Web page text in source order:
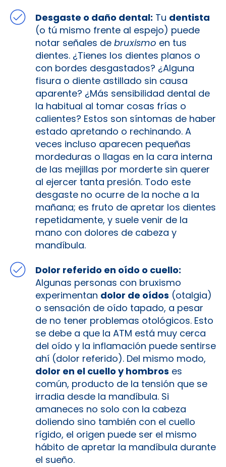
Desgaste o daño dental: Tu dentista
(o tú mismo frente al espejo) puede
notar señales de bruxismo en tus
dientes. ¿Tienes los dientes planos o
con bordes desgastados? ¿Alguna
fisura o diente astillado sin causa
aparente? ¿Más sensibilidad dental de
la habitual al tomar cosas frías o
calientes? Estos son síntomas de haber
estado apretando o rechinando. A
veces incluso aparecen pequeñas
mordeduras o llagas en la cara interna
de las mejillas por morderte sin querer
al ejercer tanta presión. Todo este
desgaste no ocurre de la noche a la
mañana; es fruto de apretar los dientes
repetidamente, y suele venir de la
mano con dolores de cabeza y
mandíbula.
Dolor referido en oído o cuello:
Algunas personas con bruxismo
experimentan dolor de oídos (otalgia)
o sensación de oído tapado, a pesar
de no tener problemas otológicos. Esto
se debe a que la ATM está muy cerca
del oído y la inflamación puede sentirse
ahí (dolor referido). Del mismo modo,
dolor en el cuello y hombros es
común, producto de la tensión que se
irradia desde la mandíbula. Si
amaneces no solo con la cabeza
doliendo sino también con el cuello
rígido, el origen puede ser el mismo
hábito de apretar la mandíbula durante
el sueño.